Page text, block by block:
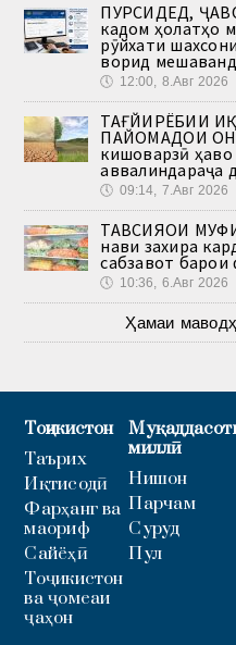
ПУРСИДЕД,
кадом ҳолатҳо
рӯйхати
ворид
🕔 12:00, 8.Авг 2026
ТАҒЙИРЁБИИ
ПАЙОМАДҲОИ
кишоварзӣ
аввалиндараҷа
🕔 09:14, 7.Авг 2026
ТАВСИЯҲОИ
нави захира
сабзавот барои
🕔 10:36, 6.Авг 2026
Ҳамаи
Тоҷикистон
Таърих
Иқтисодӣ
Фарҳанг ва
маориф
Сайёҳӣ
Тоҷикистон
ва ҷомеаи
ҷаҳон
миллӣ
Нишон
Парчам
Суруд
Пул